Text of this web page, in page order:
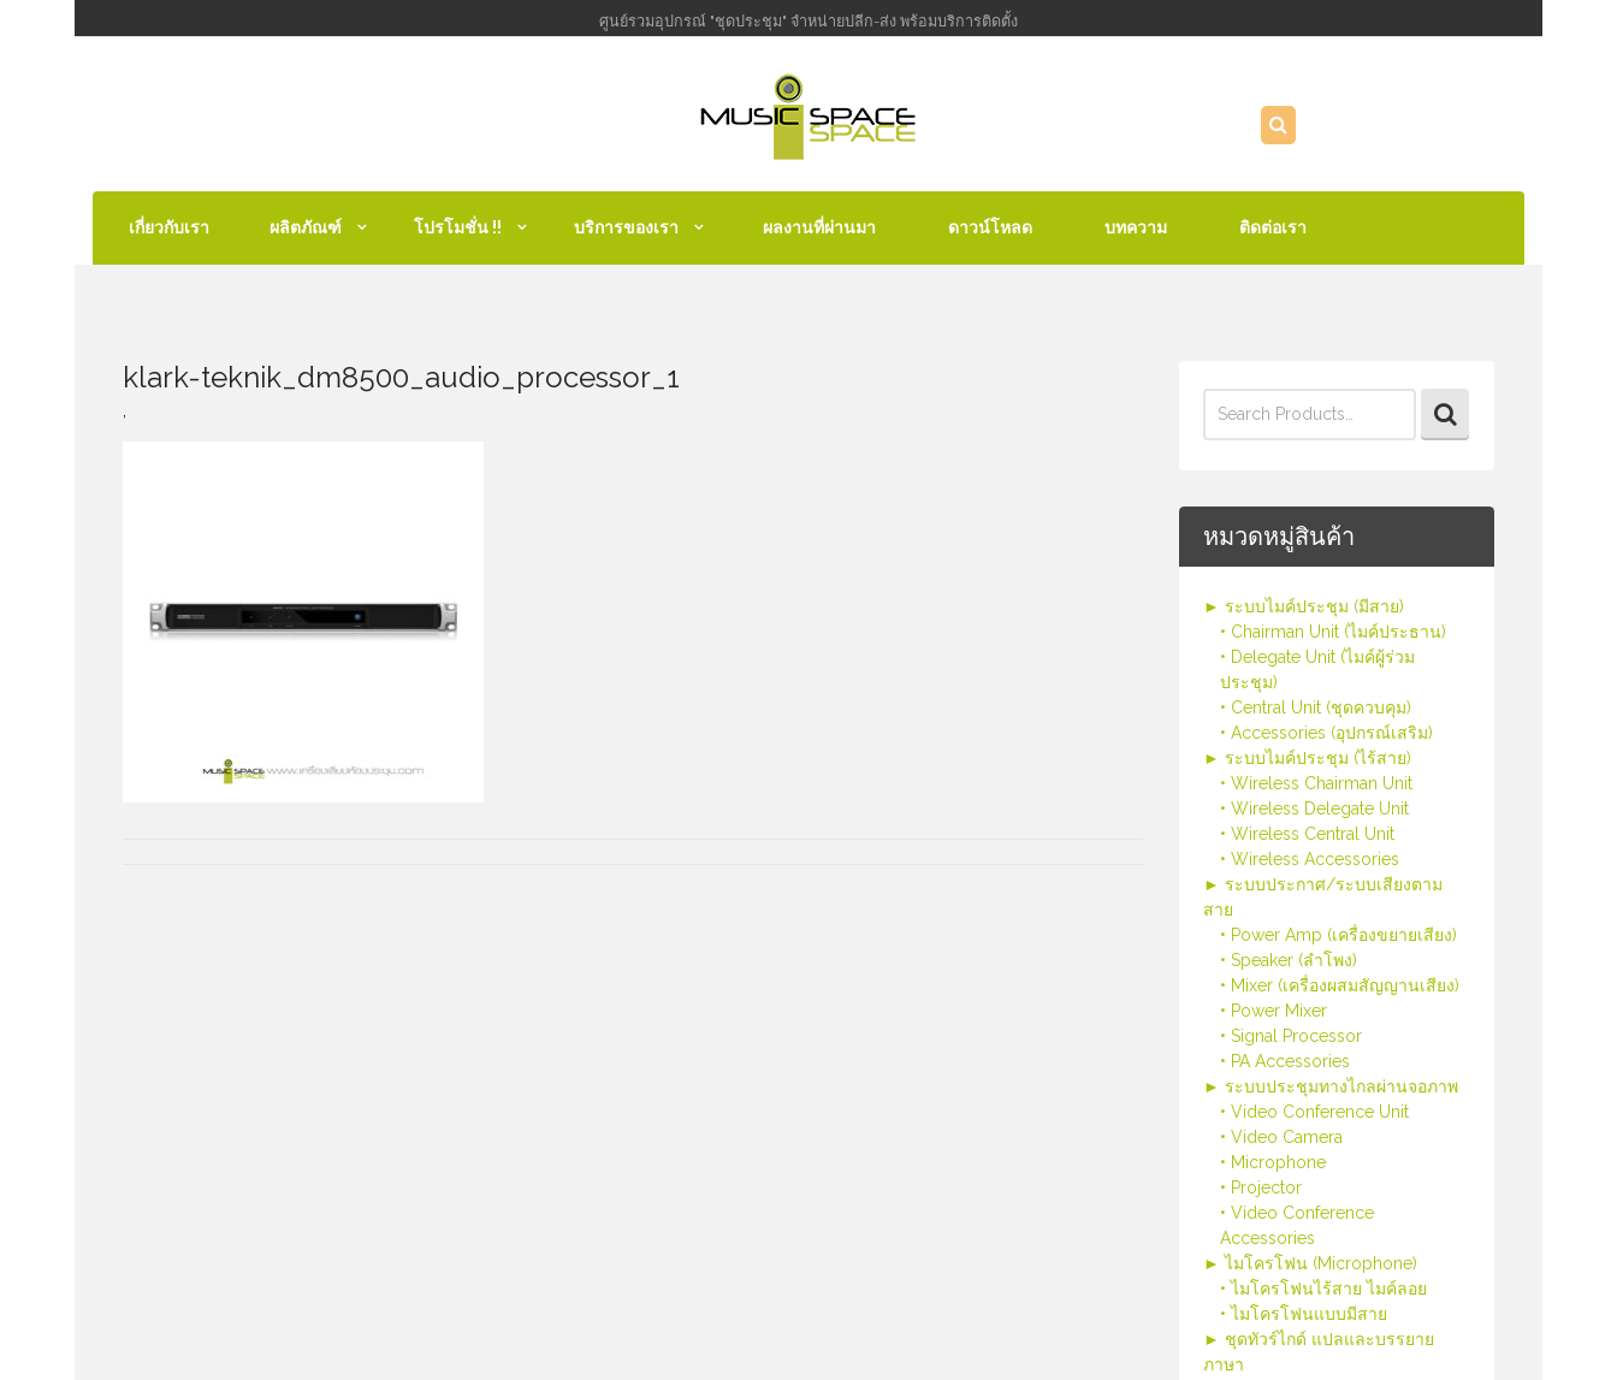
ศูนย์รวมอุปกรณ์ "ชุดประชุม" จำหน่ายปลีก-ส่ง พร้อมบริการติดตั้ง
เกี่ยวกับเรา ผลิตภัณฑ์ โปรโมชั่น !! บริการของเรา ผลงานที่ผ่านมา ดาวน์โหลด บทความ ติดต่อเรา
for:
หมวดหมู่สินค้า
► ระบบไมค์ประชุม (มีสาย)
• Chairman Unit (ไมค์ประธาน)
• Delegate Unit (ไมค์ผู้ร่วม
ประชุม)
• Central Unit (ชุดควบคุม)
• Accessories (อุปกรณ์เสริม)
► ระบบไมค์ประชุม (ไร้สาย)
• Wireless Chairman Unit
• Wireless Delegate Unit
• Wireless Central Unit
• Wireless Accessories
► ระบบประกาศ/ระบบเสียงตาม
สาย
• Power Amp (เครื่องขยายเสียง)
• Speaker (ลำโพง)
• Mixer (เครื่องผสมสัญญานเสียง)
• Power Mixer
• Signal Processor
• PA Accessories
► ระบบประชุมทางไกลผ่านจอภาพ
• Video Conference Unit
• Video Camera
• Microphone
• Projector
• Video Conference
Accessories
► ไมโครโฟน (Microphone)
• ไมโครโฟนไร้สาย ไมค์ลอย
• ไมโครโฟนแบบมีสาย
► ชุดทัวร์ไกด์ แปลและบรรยาย
ภาษา
klark-teknik_dm8500_audio_processor_1